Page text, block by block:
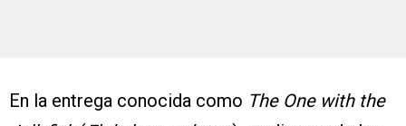
En la entrega conocida como The One with the